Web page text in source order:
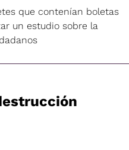
que contenían boletas
un estudio sobre la